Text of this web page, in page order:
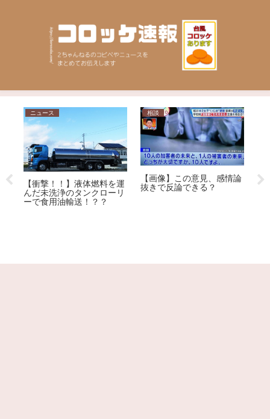
ニュース
【衝撃！！】液体燃料を運
んだ未洗浄のタンクローリ
ーで食用油輸送！？？
相談
【画像】この意見、感情論
抜きで反論できる？
【